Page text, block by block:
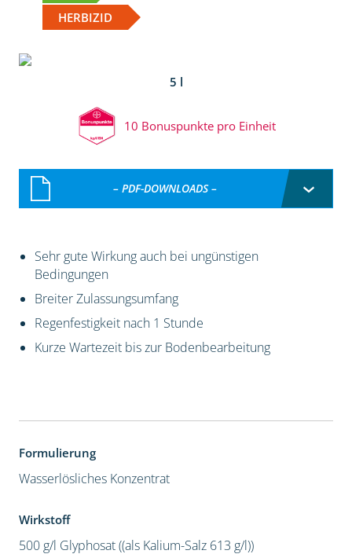
HERBIZID
5 l
10 Bonuspunkte pro Einheit
– PDF-DOWNLOADS –
Sehr gute Wirkung auch bei ungünstigen
Bedingungen
Breiter Zulassungsumfang
Regenfestigkeit nach 1 Stunde
Kurze Wartezeit bis zur Bodenbearbeitung
Formulierung
Wasserlösliches Konzentrat
Wirkstoff
500 g/l Glyphosat ((als Kalium-Salz 613 g/l))